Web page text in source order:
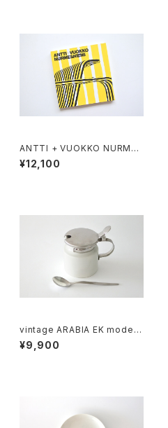
ANTTI + VUOKKO NURMES
NIEMI
¥12,100
vintage ARABIA EK model
musterd pot / ヴィンテージ
アラビア マスタードポット
¥9,900